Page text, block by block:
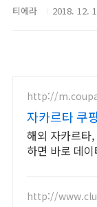
티에라 2018. 12.
http://
자카르타 쿠
적립
해외 자카르타
하면 바로 데
http://